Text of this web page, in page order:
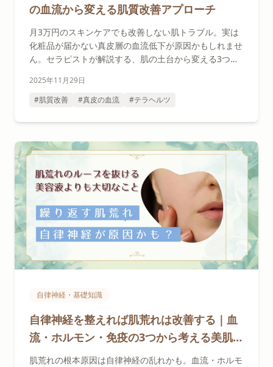
の血流から変える肌質改善アプローチ
月3万円のスキンケアでも改善しない肌トラブル。実は
化粧品が届かない真皮層の血流低下が原因かもしれませ
ん。セラピストが解説する、肌の土台から変える3つの
す。
2025年11月29日
#肌質改善
#真皮の血流 #テラヘルツ
自律神経・基礎知識
自律神経を整えれば肌荒れは改善する｜血
流・ホルモン・免疫の3つから考える美肌ケ
ア
肌荒れの根本原因は自律神経の乱れかも。血流・ホルモ